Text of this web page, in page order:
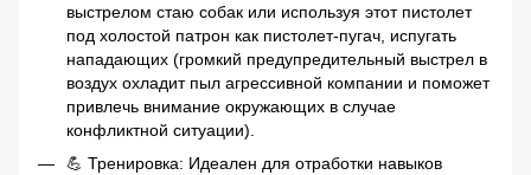
выстрелом стаю собак или используя этот пистолет
под холостой патрон как пистолет-пугач, испугать
нападающих (громкий предупредительный выстрел в
воздух охладит пыл агрессивной компании и поможет
привлечь внимание окружающих в случае
конфликтной ситуации).
💪 Тренировка: Идеален для отработки навыков